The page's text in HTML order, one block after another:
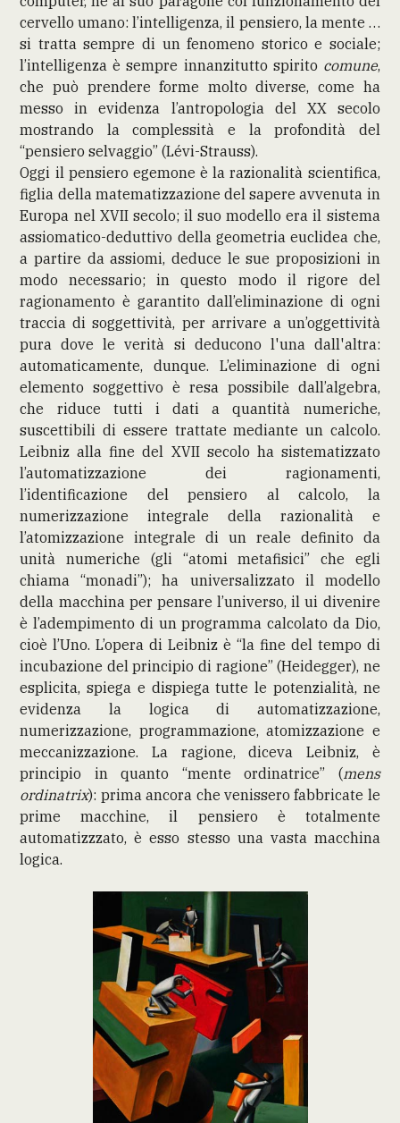
cervello umano: l’intelligenza, il pensiero, la mente …
si tratta sempre di un fenomeno storico e sociale;
l’intelligenza è sempre innanzitutto spirito comune,
che può prendere forme molto diverse, come ha
messo in evidenza l’antropologia del XX secolo
mostrando la complessità e la profondità del
“pensiero selvaggio” (Lévi-Strauss).
Oggi il pensiero egemone è la razionalità scientifica,
figlia della matematizzazione del sapere avvenuta in
Europa nel XVII secolo; il suo modello era il sistema
assiomatico-deduttivo della geometria euclidea che,
a partire da assiomi, deduce le sue proposizioni in
modo necessario; in questo modo il rigore del
ragionamento è garantito dall’eliminazione di ogni
traccia di soggettività, per arrivare a un’oggettività
pura dove le verità si deducono l'una dall'altra:
automaticamente, dunque. L’eliminazione di ogni
elemento soggettivo è resa possibile dall’algebra,
che riduce tutti i dati a quantità numeriche,
suscettibili di essere trattate mediante un calcolo.
Leibniz alla fine del XVII secolo ha sistematizzato
l’automatizzazione dei ragionamenti,
l’identificazione del pensiero al calcolo, la
numerizzazione integrale della razionalità e
l’atomizzazione integrale di un reale definito da
unità numeriche (gli “atomi metafisici” che egli
chiama “monadi”); ha universalizzato il modello
della macchina per pensare l’universo, il ui divenire
è l’adempimento di un programma calcolato da Dio,
cioè l’Uno. L’opera di Leibniz è “la fine del tempo di
incubazione del principio di ragione” (Heidegger), ne
esplicita, spiega e dispiega tutte le potenzialità, ne
evidenza la logica di automatizzazione,
numerizzazione, programmazione, atomizzazione e
meccanizzazione. La ragione, diceva Leibniz, è
principio in quanto “mente ordinatrice” (mens
ordinatrix): prima ancora che venissero fabbricate le
prime macchine, il pensiero è totalmente
automatizzzato, è esso stesso una vasta macchina
logica.